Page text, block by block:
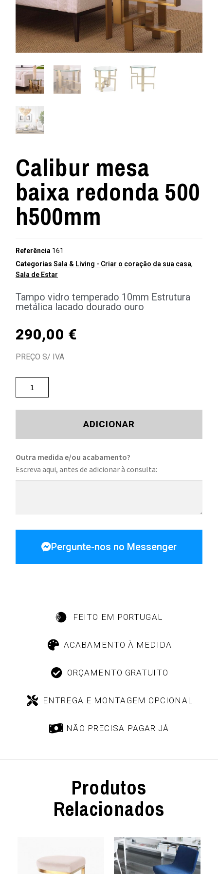
Calibur mesa
baixa redonda 500
h500mm
Referência 161
Categorias Sala & Living - Criar o coração da sua casa,
Sala de Estar
Tampo vidro temperado 10mm Estrutura
metálica lacado dourado ouro
290,00 €
PREÇO S/ IVA
ADICIONAR
Outra medida e/ou acabamento?
Escreva aqui, antes de adicionar à consulta:
Pergunte-nos no Messenger
FEITO EM PORTUGAL
ACABAMENTO À MEDIDA
ORÇAMENTO GRATUITO
ENTREGA E MONTAGEM OPCIONAL
NÃO PRECISA PAGAR JÁ
Produtos
Relacionados